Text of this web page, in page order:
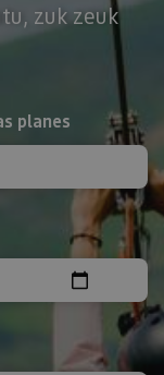
zuk zeuk
planes